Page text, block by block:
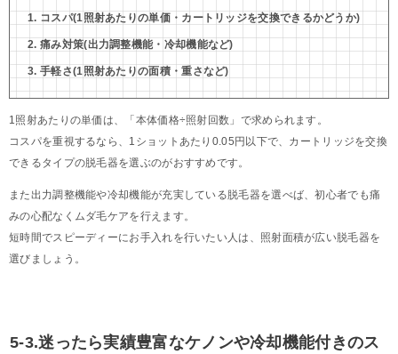
コスパ(1照射あたりの単価・カートリッジを交換できるかどうか)
痛み対策(出力調整機能・冷却機能など)
手軽さ(1照射あたりの面積・重さなど)
1照射あたりの単価は、「本体価格÷照射回数」で求められます。
コスパを重視するなら、1ショットあたり0.05円以下で、カートリッジを交換
できるタイプの脱毛器を選ぶのがおすすめです。
また出力調整機能や冷却機能が充実している脱毛器を選べば、初心者でも痛
みの心配なくムダ毛ケアを行えます。
短時間でスピーディーにお手入れを行いたい人は、照射面積が広い脱毛器を
選びましょう。
5-3.迷ったら実績豊富なケノンや冷却機能付きのス